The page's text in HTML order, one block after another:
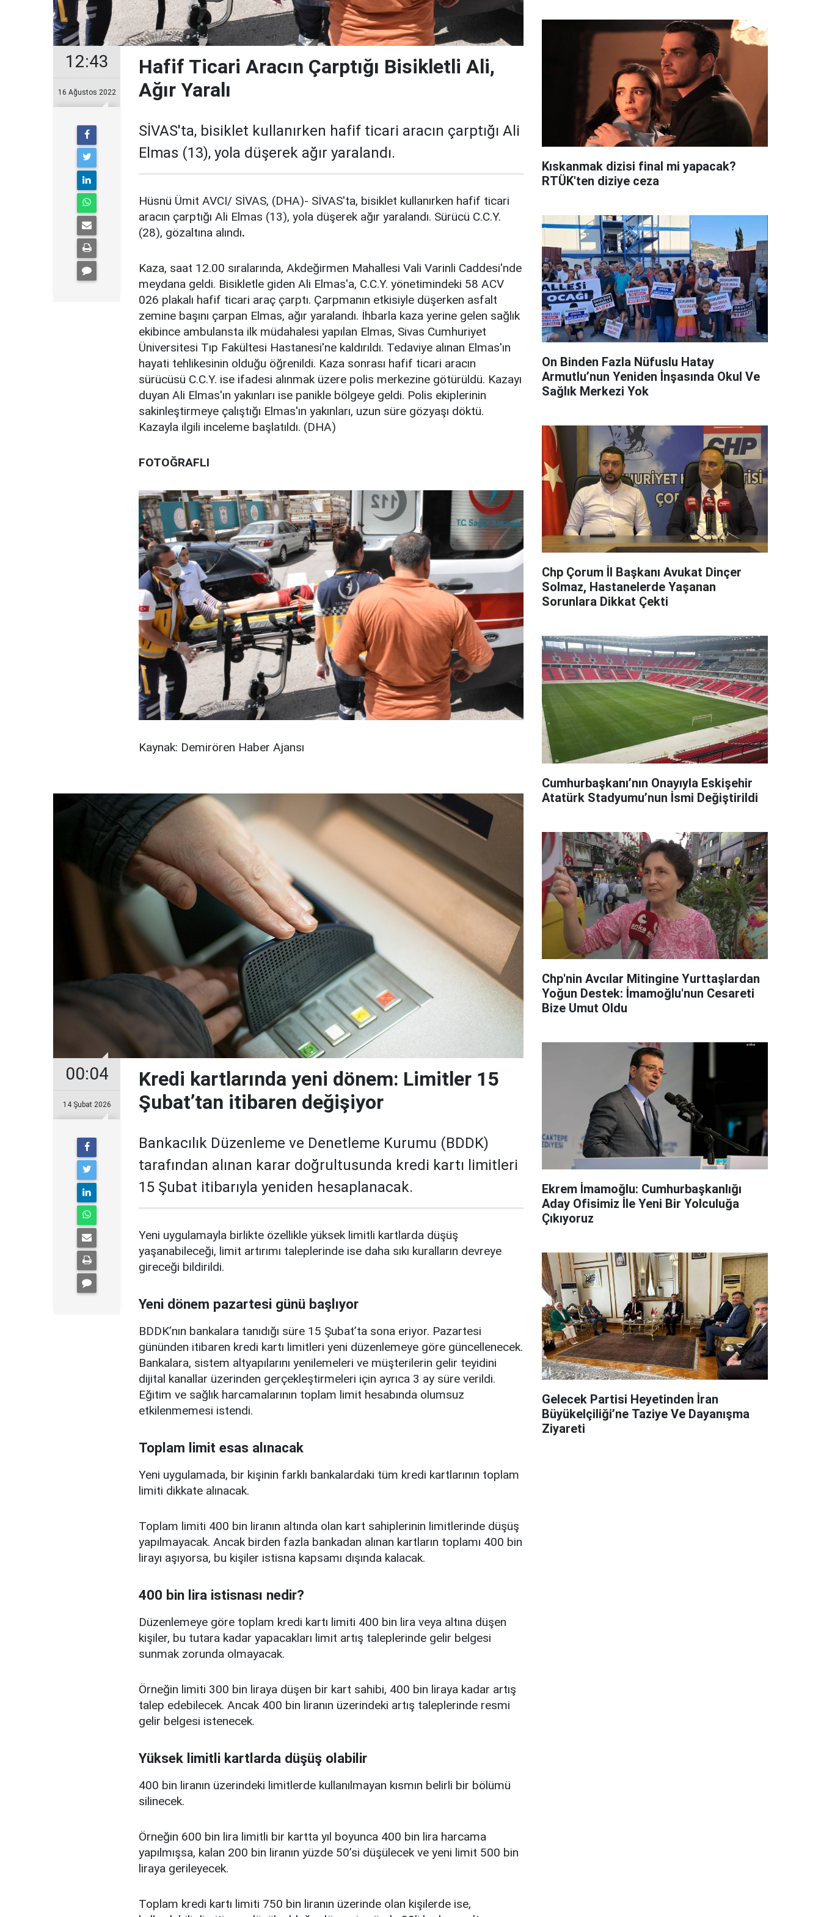
12:43
16 Ağustos 2022
Hafif Ticari Aracın Çarptığı Bisikletli Ali,
Ağır Yaralı
SİVAS'ta, bisiklet kullanırken hafif ticari aracın çarptığı Ali
Elmas (13), yola düşerek ağır yaralandı.
Hüsnü Ümit AVCI/ SİVAS, (DHA)- SİVAS'ta, bisiklet kullanırken hafif ticari
aracın çarptığı Ali Elmas (13), yola düşerek ağır yaralandı. Sürücü C.C.Y.
(28), gözaltına alındı.
Kaza, saat 12.00 sıralarında, Akdeğirmen Mahallesi Vali Varinli Caddesi'nde
meydana geldi. Bisikletle giden Ali Elmas'a, C.C.Y. yönetimindeki 58 ACV
026 plakalı hafif ticari araç çarptı. Çarpmanın etkisiyle düşerken asfalt
zemine başını çarpan Elmas, ağır yaralandı. İhbarla kaza yerine gelen sağlık
ekibince ambulansta ilk müdahalesi yapılan Elmas, Sivas Cumhuriyet
Üniversitesi Tıp Fakültesi Hastanesi'ne kaldırıldı. Tedaviye alınan Elmas'ın
hayati tehlikesinin olduğu öğrenildi. Kaza sonrası hafif ticari aracın
sürücüsü C.C.Y. ise ifadesi alınmak üzere polis merkezine götürüldü. Kazayı
duyan Ali Elmas'ın yakınları ise panikle bölgeye geldi. Polis ekiplerinin
sakinleştirmeye çalıştığı Elmas'ın yakınları, uzun süre gözyaşı döktü.
Kazayla ilgili inceleme başlatıldı. (DHA)
FOTOĞRAFLI
Kaynak: Demirören Haber Ajansı
00:04
14 Şubat 2026
Kredi kartlarında yeni dönem: Limitler 15
Şubat’tan itibaren değişiyor
Bankacılık Düzenleme ve Denetleme Kurumu (BDDK)
tarafından alınan karar doğrultusunda kredi kartı limitleri
15 Şubat itibarıyla yeniden hesaplanacak.
Yeni uygulamayla birlikte özellikle yüksek limitli kartlarda düşüş
yaşanabileceği, limit artırımı taleplerinde ise daha sıkı kuralların devreye
gireceği bildirildi.
Yeni dönem pazartesi günü başlıyor
BDDK’nın bankalara tanıdığı süre 15 Şubat’ta sona eriyor. Pazartesi
gününden itibaren kredi kartı limitleri yeni düzenlemeye göre güncellenecek.
Bankalara, sistem altyapılarını yenilemeleri ve müşterilerin gelir teyidini
dijital kanallar üzerinden gerçekleştirmeleri için ayrıca 3 ay süre verildi.
Eğitim ve sağlık harcamalarının toplam limit hesabında olumsuz
etkilenmemesi istendi.
Toplam limit esas alınacak
Yeni uygulamada, bir kişinin farklı bankalardaki tüm kredi kartlarının toplam
limiti dikkate alınacak.
Toplam limiti 400 bin liranın altında olan kart sahiplerinin limitlerinde düşüş
yapılmayacak. Ancak birden fazla bankadan alınan kartların toplamı 400 bin
lirayı aşıyorsa, bu kişiler istisna kapsamı dışında kalacak.
400 bin lira istisnası nedir?
Düzenlemeye göre toplam kredi kartı limiti 400 bin lira veya altına düşen
kişiler, bu tutara kadar yapacakları limit artış taleplerinde gelir belgesi
sunmak zorunda olmayacak.
Örneğin limiti 300 bin liraya düşen bir kart sahibi, 400 bin liraya kadar artış
talep edebilecek. Ancak 400 bin liranın üzerindeki artış taleplerinde resmi
gelir belgesi istenecek.
Yüksek limitli kartlarda düşüş olabilir
400 bin liranın üzerindeki limitlerde kullanılmayan kısmın belirli bir bölümü
silinecek.
Örneğin 600 bin lira limitli bir kartta yıl boyunca 400 bin lira harcama
yapılmışsa, kalan 200 bin liranın yüzde 50’si düşülecek ve yeni limit 500 bin
liraya gerileyecek.
Toplam kredi kartı limiti 750 bin liranın üzerinde olan kişilerde ise,
Kıskanmak dizisi final mi yapacak?
RTÜK'ten diziye ceza
On Binden Fazla Nüfuslu Hatay
Armutlu’nun Yeniden İnşasında Okul Ve
Sağlık Merkezi Yok
Chp Çorum İl Başkanı Avukat Dinçer
Solmaz, Hastanelerde Yaşanan
Sorunlara Dikkat Çekti
Cumhurbaşkanı’nın Onayıyla Eskişehir
Atatürk Stadyumu’nun İsmi Değiştirildi
Chp'nin Avcılar Mitingine Yurttaşlardan
Yoğun Destek: İmamoğlu'nun Cesareti
Bize Umut Oldu
Ekrem İmamoğlu: Cumhurbaşkanlığı
Aday Ofisimiz İle Yeni Bir Yolculuğa
Çıkıyoruz
Gelecek Partisi Heyetinden İran
Büyükelçiliği’ne Taziye Ve Dayanışma
Ziyareti